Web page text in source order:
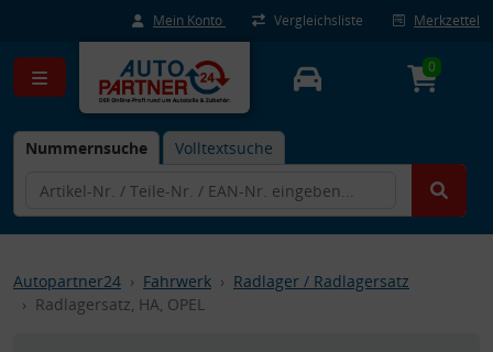
Mein Konto Vergleichsliste Merkzettel
Nummernsuche Volltextsuche
0
Autopartner24 Fahrwerk
Radlager / Radlagersatz
Radlagersatz, HA, OPEL